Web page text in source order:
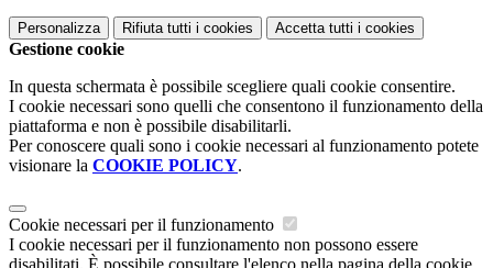
Personalizza Rifiuta tutti i cookies Accetta tutti i cookies
Gestione cookie
In questa schermata è possibile scegliere quali cookie consentire.
I cookie necessari sono quelli che consentono il funzionamento della
piattaforma e non è possibile disabilitarli.
Per conoscere quali sono i cookie necessari al funzionamento potete
visionare la COOKIE POLICY.
Cookie necessari per il funzionamento
I cookie necessari per il funzionamento non possono essere